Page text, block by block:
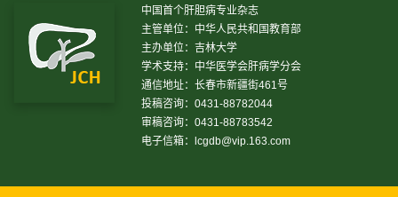
中国首个肝胆病专业杂志
主管单位：中华人民共和国教育部
主办单位：吉林大学
学术支持：中华医学会肝病学分会
通信地址：长春市新疆街461号
投稿咨询：0431-88782044
审稿咨询：0431-88783542
电子信箱：
lcgdb@vip.163.com